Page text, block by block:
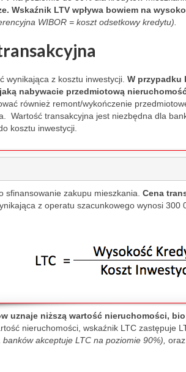
Wskaźnik LTV wpływa bowiem na
WIBOR = koszt odsetkowy kredytu).
wynikająca z kosztu inwestycji. W przypadku
nabywacie przedmiotową
również remont/wykończenie
Wartość transakcyjna jest niezbędna dla
kosztu inwestycji.
sfinansowanie zakupu mieszkania. Cena
z operatu szacunkowego wynosi
uznaje niższą wartość nieruchomości,
nieruchomości, wskaźnik LTC zastępuje
akceptuje LTC na poziomie 90%),
way. They requested a
refund for the first
The owner stated that he
cancellation occurred or
that I'd paid for the same
thing twice. Satisfied, he
the matter was closed for
want any further contact.
The owner advertises
Warsaw. As you can see,
he's an expert at raising
money. He advertises
rent on Booking.com and
Airbnb. Here's a list of
apartments so you never